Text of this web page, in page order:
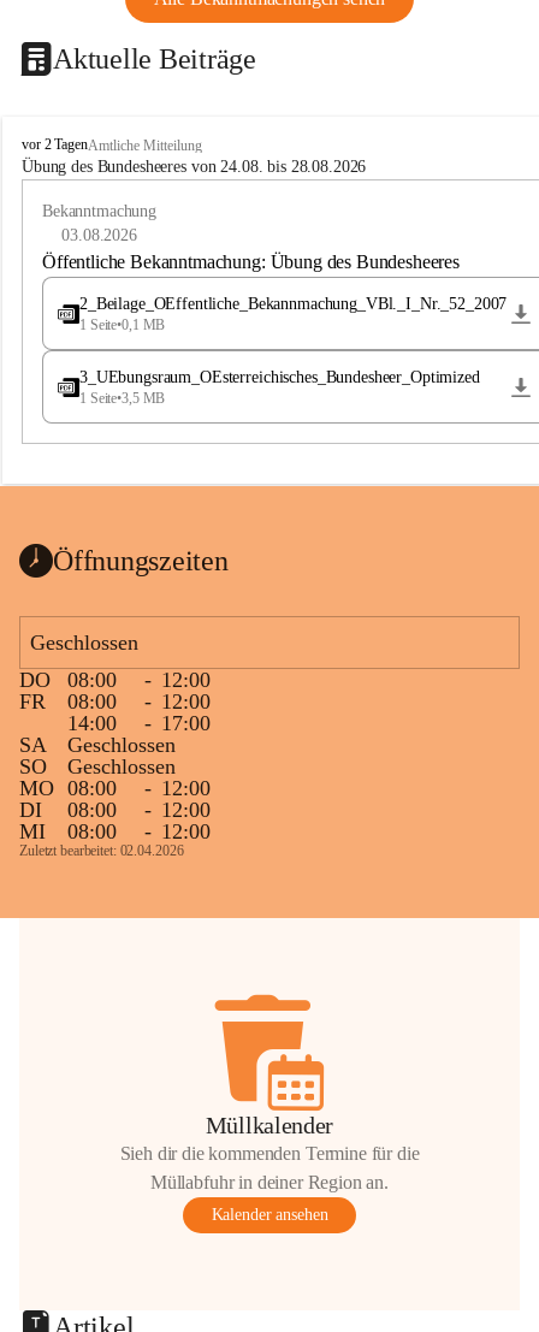
Aktuelle Beiträge
B
u
e
a
vor 2 TagenAmtliche Mitteilung
Übung des Bundesheeres von 24.08. bis 28.08.2026
Bekanntmachung
03.08.2026
Öffentliche Bekanntmachung: Übung des Bundesheeres
2_Beilage_OEffentliche_Bekannmachung_VBl._I_Nr._52_2007
1 Seite•0,1 MB
3_UEbungsraum_OEsterreichisches_Bundesheer_Optimized
1 Seite•3,5 MB
Öffnungszeiten
Geschlossen
DO
08:00 - 12:00
FR
08:00 - 12:00
14:00
- 17:00
SA
Geschlossen
SO
Geschlossen
MO 08:00 - 12:00
DI
08:00 - 12:00
MI
08:00 - 12:00
Zuletzt bearbeitet: 02.04.2026
Müllkalender
Sieh dir die kommenden Termine für die
Müllabfuhr in deiner Region an.
Kalender ansehen